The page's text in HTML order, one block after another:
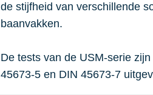
de stijfheid van verschillende
baanvakken.
De tests van de USM-serie
45673-5 en DIN 45673-7